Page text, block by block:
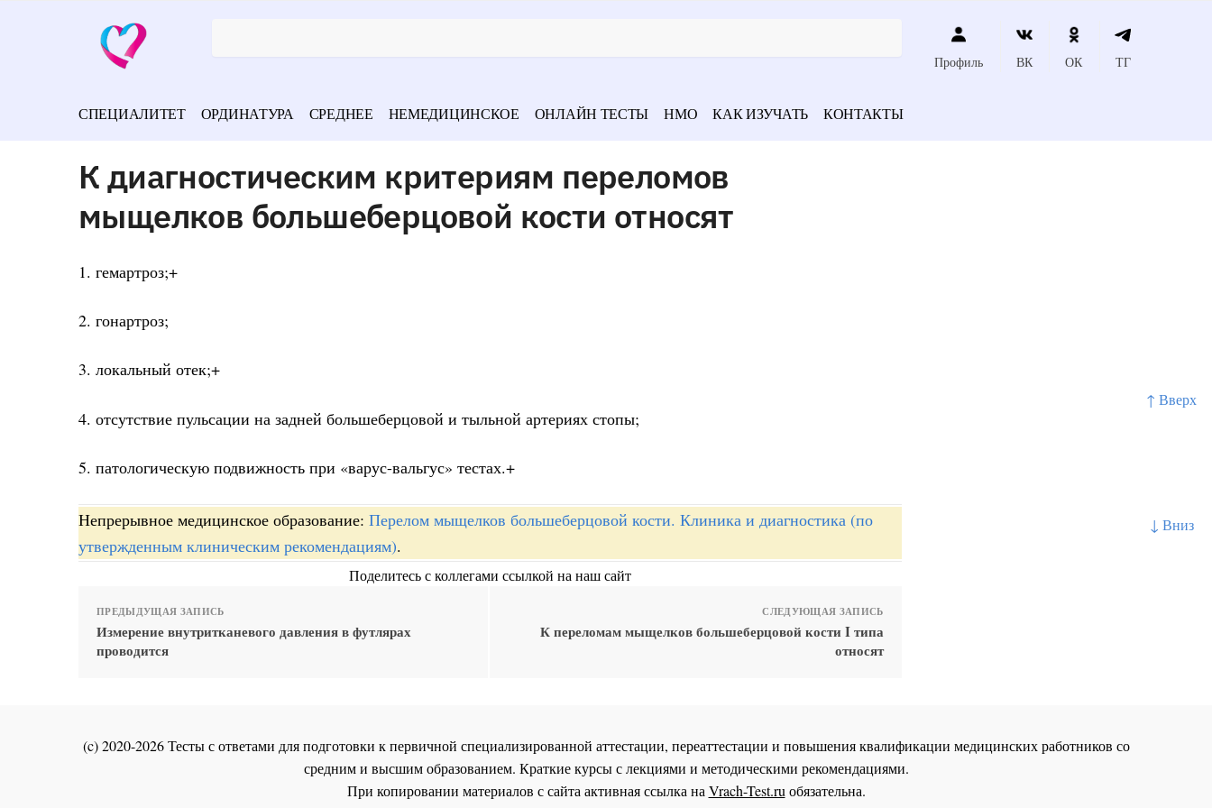
↑ Вверх
↓ Вниз
Профиль ВК ОК ТГ
СПЕЦИАЛИТЕТ ОРДИНАТУРА СРЕДНЕЕ НЕМЕДИЦИНСКОЕ ОНЛАЙН ТЕСТЫ НМО КАК ИЗУЧАТЬ КОНТАКТЫ
К диагностическим критериям переломов
мыщелков большеберцовой кости относят
1. гемартроз;+
2. гонартроз;
3. локальный отек;+
4. отсутствие пульсации на задней большеберцовой и тыльной артериях стопы;
5. патологическую подвижность при «варус-вальгус» тестах.+
Непрерывное медицинское образование: Перелом мыщелков большеберцовой кости. Клиника и диагностика (по
утвержденным клиническим рекомендациям).
Поделитесь с коллегами ссылкой на наш сайт
ПРЕДЫДУЩАЯ ЗАПИСЬ
Измерение внутритканевого давления в футлярах
проводится
СЛЕДУЮЩАЯ ЗАПИСЬ
К переломам мыщелков большеберцовой кости I типа
относят
(c) 2020-2026 Тесты с ответами для подготовки к первичной специализированной аттестации, переаттестации и повышения квалификации медицинских работников со
средним и высшим образованием. Краткие курсы с лекциями и методическими рекомендациями.
При копировании материалов с сайта активная ссылка на Vrach-Test.ru обязательна.